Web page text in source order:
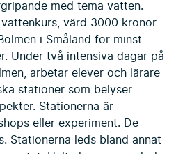
med tema vatten.
värd 3000 kronor
i Småland för minst
Under två intensiva dagar på
arbetar elever och lärare
stationer som belyser
Stationerna är
eller experiment. De
Stationerna leds bland annat